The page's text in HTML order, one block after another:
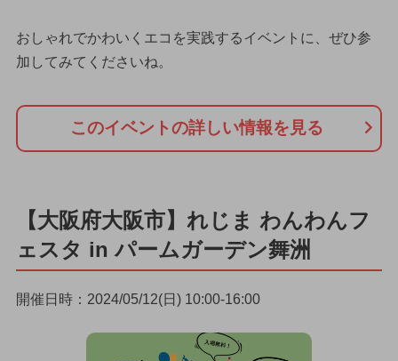
おしゃれでかわいくエコを実践するイベントに、ぜひ参
加してみてくださいね。
このイベントの詳しい情報を見る
【大阪府大阪市】れじま わんわんフ
ェスタ in パームガーデン舞洲
開催日時：2024/05/12(日) 10:00-16:00